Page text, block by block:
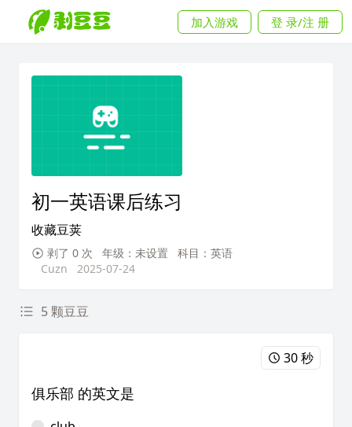
加入游戏 登 录/注 册
初一英语课后练习
收藏豆荚
剥了 0 次 年级：未设置
科目：英语
Cuzn
2025-07-24
5 颗豆豆
30 秒
俱乐部 的英文是